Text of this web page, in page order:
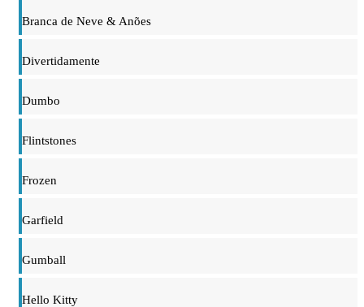
Branca de Neve & Anões
Divertidamente
Dumbo
Flintstones
Frozen
Garfield
Gumball
Hello Kitty